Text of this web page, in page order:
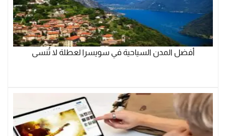
أفضل المدن السياحية في سويسرا لعطلة لا تُنسى